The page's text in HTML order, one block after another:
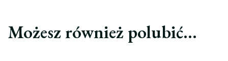
Możesz również polubić…